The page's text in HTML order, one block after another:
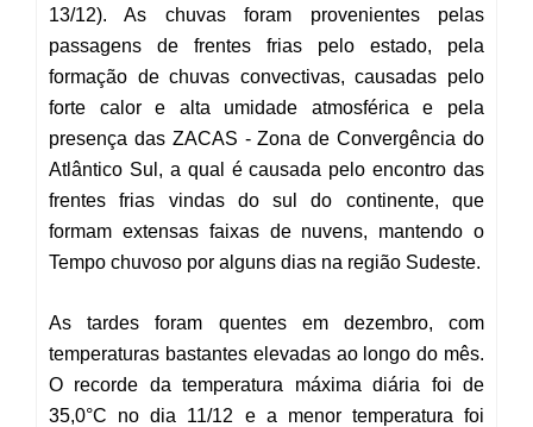
13/12).As chuvas foram provenientes pelas
passagens de frentes frias pelo estado, pela
formação de chuvas convectivas, causadas pelo
forte calor e alta umidade atmosférica e pela
presença das ZACAS - Zona de Convergência do
Atlântico Sul, a qual é causada pelo encontro das
frentes frias vindas do sul do continente, que
formam extensas faixas de nuvens, mantendo o
Tempo chuvoso por alguns dias na região Sudeste.
As tardes foram quentes em dezembro, com
temperaturas bastantes elevadas ao longo do mês.
O recorde da temperatura máxima diária foi de
35,0°C no dia 11/12 e a menor temperatura foi